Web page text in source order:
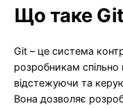
Що таке
Git – це система
розробникам
відстежуючи та
Вона дозволяє